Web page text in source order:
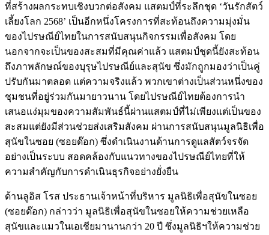
ที่สร้างผลกระทบเชิงบวกต่อสังคม แสตมป์ที่ระลึกชุด ‘วันรักสัตว์
เลี้ยงโลก 2568’ เป็นอีกหนึ่งโครงการที่สะท้อนถึงความมุ่งมั่น
ของไปรษณีย์ไทยในการสนับสนุนกิจกรรมเพื่อสังคม โดย
นอกจากจะเป็นของสะสมที่มีคุณค่าแล้ว แสตมป์ชุดนี้ยังสะท้อน
ถึงภาพลักษณ์ของบุรุษไปรษณีย์และสุนัข ซึ่งมักถูกมองว่าเป็นคู่
ปรับกันมาตลอด แต่ความจริงแล้ว พวกเขาต่างเป็นส่วนหนึ่งของ
ชุมชนที่อยู่ร่วมกันมายาวนาน โดยไปรษณีย์ไทยต้องการนำ
เสนอแง่มุมของความสัมพันธ์นี้ผ่านแสตมป์ที่ไม่เพียงแต่เป็นของ
สะสมแต่ยังมีส่วนช่วยส่งเสริมสังคม ผ่านการสนับสนุนมูลนิธิเพื่อ
สุนัขในซอย (ซอยด๊อก) ซึ่งดำเนินงานด้านการดูแลสัตว์จรจัด
อย่างเป็นระบบ สอดคล้องกับแนวทางของไปรษณีย์ไทยที่ให้
ความสำคัญกับการดำเนินธุรกิจอย่างยั่งยืน
ด้านลูอิส โรส ประธานเจ้าหน้าที่บริหาร มูลนิธิเพื่อสุนัขในซอย
(ซอยด๊อก) กล่าวว่า มูลนิธิเพื่อสุนัขในซอยให้ความช่วยเหลือ
สุนัขและแมวในเอเชียมานานกว่า 20 ปี ซึ่งมูลนิธิฯให้ความช่วย